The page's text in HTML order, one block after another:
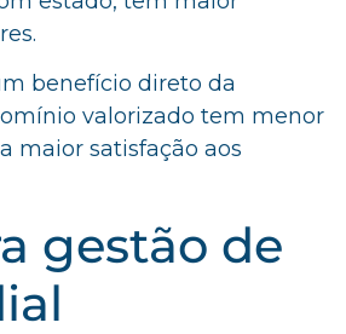
benefício direto da
valorizado tem menor
maior satisfação aos
gestão de